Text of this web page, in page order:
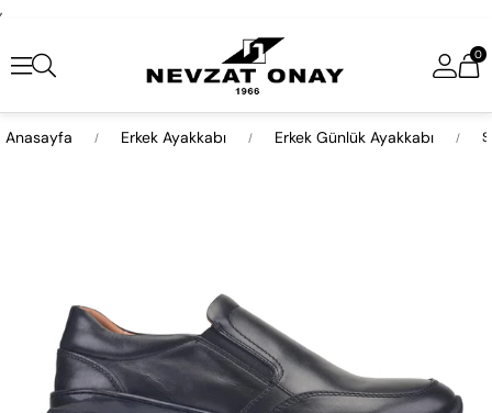
,
0
Anasayfa Erkek Ayakkabı Erkek Günlük Ayakkabı